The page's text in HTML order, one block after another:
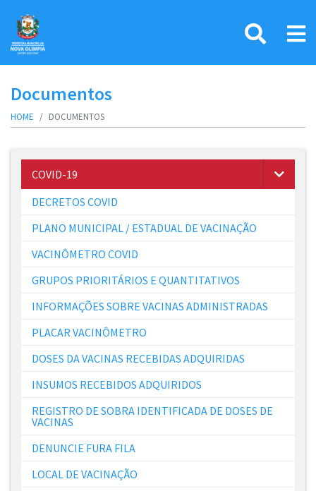
Documentos
HOME DOCUMENTOS
COVID-19
DECRETOS COVID
PLANO MUNICIPAL / ESTADUAL DE VACINAÇÃO
VACINÔMETRO COVID
GRUPOS PRIORITÁRIOS E QUANTITATIVOS
INFORMAÇÕES SOBRE VACINAS ADMINISTRADAS
PLACAR VACINÔMETRO
DOSES DA VACINAS RECEBIDAS ADQUIRIDAS
INSUMOS RECEBIDOS ADQUIRIDOS
REGISTRO DE SOBRA IDENTIFICADA DE DOSES DE
VACINAS
DENUNCIE FURA FILA
LOCAL DE VACINAÇÃO